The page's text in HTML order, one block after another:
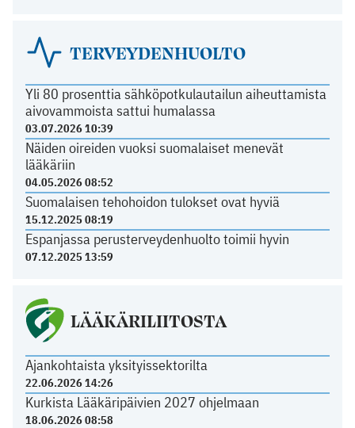
TERVEYDENHUOLTO
Yli 80 prosenttia sähköpotkulautailun aiheuttamista
aivovammoista sattui humalassa
03.07.2026 10:39
Näiden oireiden vuoksi suomalaiset menevät
lääkäriin
04.05.2026 08:52
Suomalaisen tehohoidon tulokset ovat hyviä
15.12.2025 08:19
Espanjassa perusterveydenhuolto toimii hyvin
07.12.2025 13:59
LÄÄKÄRILIITOSTA
Ajankohtaista yksityissektorilta
22.06.2026 14:26
Kurkista Lääkäripäivien 2027 ohjelmaan
18.06.2026 08:58